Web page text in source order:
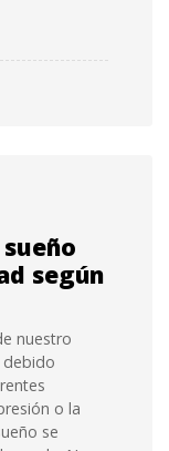
según
nuestro
debido
o la
se